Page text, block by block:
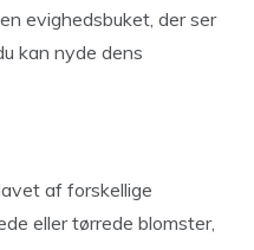
evighedsbuket, der ser
kan nyde dens
af forskellige
eller tørrede blomster,